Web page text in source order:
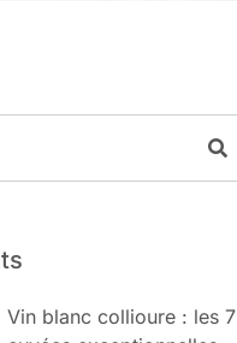
Vin blanc collioure : les 7